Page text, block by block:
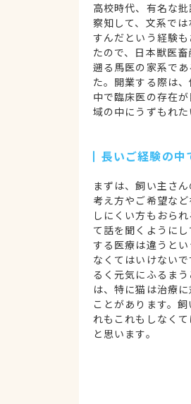
高校時代、有名な
察知して、文系で
すんだという経験
たので、日本獣医
遡る馬医の家系で
た。開業する際は
中で臨床医の存在
域の中にうずもれた
長いご経験の中
まずは、飼い主さ
考え方やご希望な
しにくい方もおら
て話を聞くように
する医療は違うと
なくてはいけない
るく元気にふるま
は、特に猫は治療
ことがあります。
れもこれもしなく
と思います。